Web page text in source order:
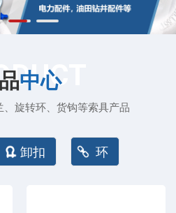
中心
旋转环、货钩等索具产品
卸扣 环